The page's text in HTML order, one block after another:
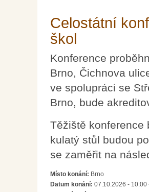
Celostátní
škol
Konference
Brno, Čichnova
ve spolupráci se
Brno, bude
Těžiště konference
kulatý stůl budou
se zaměřit na
Místo konání: Brno
Datum konání: 07.10.2026 - 10:00